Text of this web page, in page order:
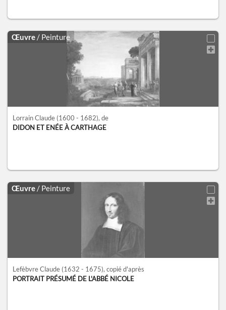
Œuvre / Peinture
Lorrain Claude (1600 - 1682), de
DIDON ET ENÉE À CARTHAGE
Œuvre / Peinture
Lefèbvre Claude (1632 - 1675), copié d'après
PORTRAIT PRÉSUMÉ DE L'ABBÉ NICOLE